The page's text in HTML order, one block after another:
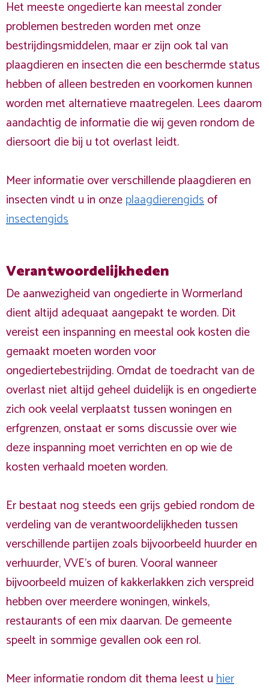
Het meeste ongedierte kan meestal zonder
problemen bestreden worden met onze
bestrijdingsmiddelen, maar er zijn ook tal van
plaagdieren en insecten die een beschermde status
hebben of alleen bestreden en voorkomen kunnen
worden met alternatieve maatregelen. Lees daarom
aandachtig de informatie die wij geven rondom de
diersoort die bij u tot overlast leidt.
Meer informatie over verschillende plaagdieren en
insecten vindt u in onzeplaagdierengidsof
insectengids
Verantwoordelijkheden
De aanwezigheid van ongedierte in Wormerland
dient altijd adequaat aangepakt te worden. Dit
vereist een inspanning en meestal ook kosten die
gemaakt moeten worden voor
ongediertebestrijding. Omdat de toedracht van de
overlast niet altijd geheel duidelijk is en ongedierte
zich ook veelal verplaatst tussen woningen en
erfgrenzen, onstaat er soms discussie over wie
deze inspanning moet verrichten en op wie de
kosten verhaald moeten worden.
Er bestaat nog steeds een grijs gebied rondom de
verdeling van de verantwoordelijkheden tussen
verschillende partijen zoals bijvoorbeeld huurder en
verhuurder, VVE's of buren. Vooral wanneer
bijvoorbeeld muizen of kakkerlakken zich verspreid
hebben over meerdere woningen, winkels,
restaurants of een mix daarvan. De gemeente
speelt in sommige gevallen ook een rol.
Meer informatie rondom dit thema leest uhier